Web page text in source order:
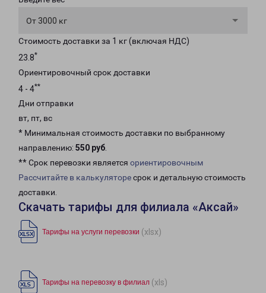
От 3000 кг
Стоимость доставки за 1 кг (включая НДС)
23.8*
Ориентировочный срок доставки
4 - 4**
Дни отправки
вт, пт, вс
* Минимальная стоимость доставки по выбранному
направлению: 550 руб.
** Срок перевозки является ориентировочным
Рассчитайте в калькуляторесрок и детальную стоимость
доставки.
Скачать тарифы для филиала «Аксай»
Тарифы на услуги перевозки (xlsx)
Тарифы на перевозку в филиал (xls)